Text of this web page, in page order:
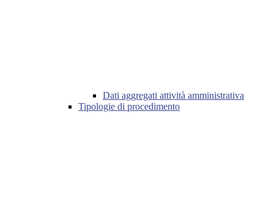
Dati aggregati attività amministrativa
Tipologie di procedimento